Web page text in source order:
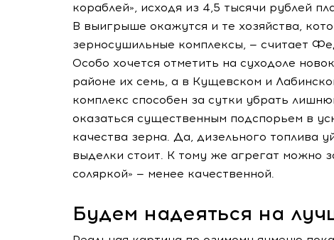
кораблей», исходя из 4,5 тысячи рублей
В выигрыше окажутся и те хозяйства,
зерносушильные комплексы, — считает
Особо хочется отметить на суходоле
районе их семь, а в Кущевском и
комплекс способен за сутки убрать
оказаться существенным подспорьем в
качества зерна. Да, дизельного топлива
выделки стоит. К тому же агрегат можно
соляркой» — менее качественной.
Будем надеяться на